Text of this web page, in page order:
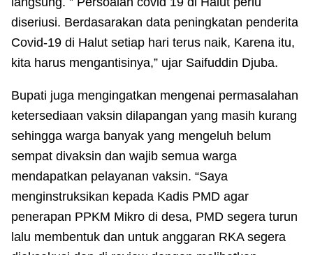
langsung. ” Persoalan covid 19 di Halut perlu
diseriusi. Berdasarakan data peningkatan penderita
Covid-19 di Halut setiap hari terus naik, Karena itu,
kita harus mengantisinya,” ujar Saifuddin Djuba.
Bupati juga mengingatkan mengenai permasalahan
ketersediaan vaksin dilapangan yang masih kurang
sehingga warga banyak yang mengeluh belum
sempat divaksin dan wajib semua warga
mendapatkan pelayanan vaksin. “Saya
menginstruksikan kepada Kadis PMD agar
penerapan PPKM Mikro di desa, PMD segera turun
lalu membentuk dan untuk anggaran RKA segera